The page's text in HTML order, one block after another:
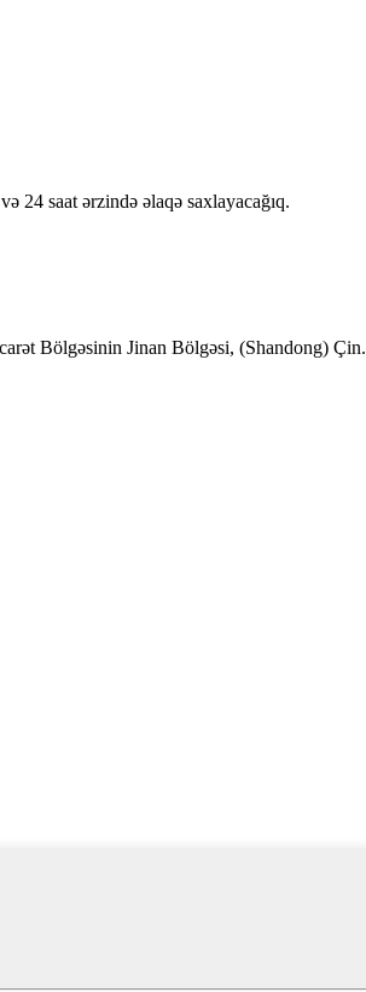
24 saat ərzində əlaqə saxlayacağıq.
Bölgəsinin Jinan Bölgəsi, (Shandong) Çin.